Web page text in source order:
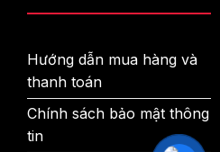
Hướng dẫn mua hàng và
thanh toán
Chính sách bảo mật thông
tin